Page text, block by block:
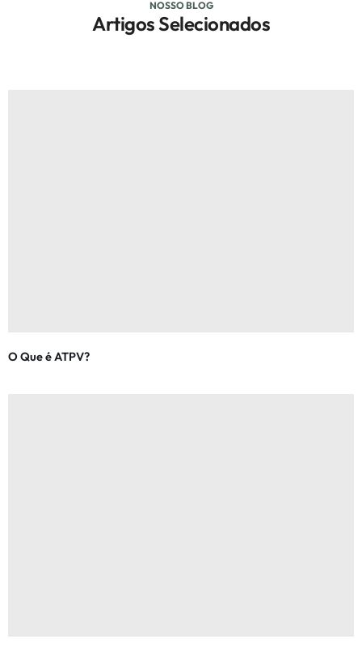
NOSSO BLOG
Artigos Selecionados
O Que é ATPV?